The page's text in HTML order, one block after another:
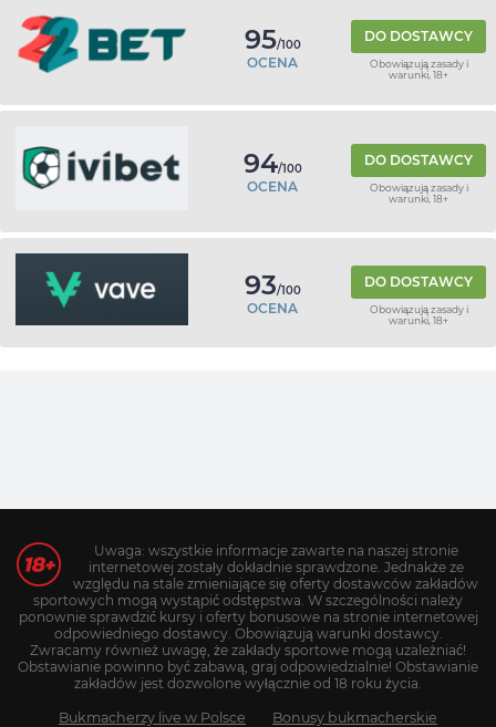
95/100
OCENA
DO DOSTAWCY
Obowiązują zasady i
warunki, 18+
94/100
OCENA
DO DOSTAWCY
Obowiązują zasady i
warunki, 18+
93/100
OCENA
DO DOSTAWCY
Obowiązują zasady i
warunki, 18+
Uwaga: wszystkie informacje zawarte na naszej stronie
internetowej zostały dokładnie sprawdzone. Jednakże ze
względu na stale zmieniające się oferty dostawców zakładów
sportowych mogą wystąpić odstępstwa. W szczególności należy
ponownie sprawdzić kursy i oferty bonusowe na stronie internetowej
odpowiedniego dostawcy. Obowiązują warunki dostawcy.
Zwracamy również uwagę, że zakłady sportowe mogą uzależniać!
Obstawianie powinno być zabawą, graj odpowiedzialnie! Obstawianie
zakładów jest dozwolone wyłącznie od 18 roku życia.
Bukmacherzy live w Polsce Bonusy bukmacherskie